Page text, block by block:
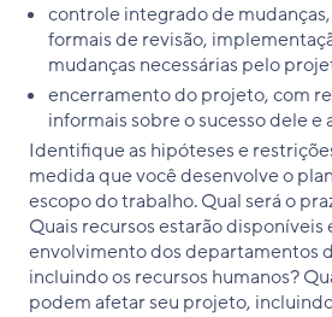
controle integrado de
formais de revisão,
mudanças necessárias pelo
encerramento do projeto, com
informais sobre o sucesso dele e
Identifique as hipóteses e
medida que você desenvolve o
escopo do trabalho. Qual será o
Quais recursos estarão disponíveis
envolvimento dos departamentos
incluindo os recursos humanos?
podem afetar seu projeto,